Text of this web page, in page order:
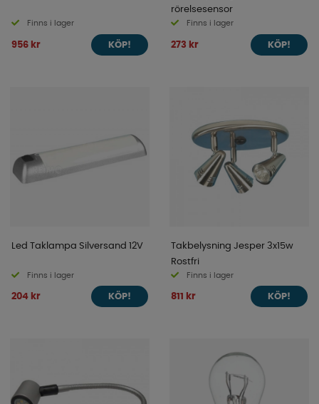
Finns i lager
956 kr KÖP!
rörelsesensor
Finns i lager
273 kr KÖP!
Led Taklampa Silversand 12V
Finns i lager
204 kr KÖP!
Takbelysning Jesper 3x15w
Rostfri
Finns i lager
811 kr KÖP!